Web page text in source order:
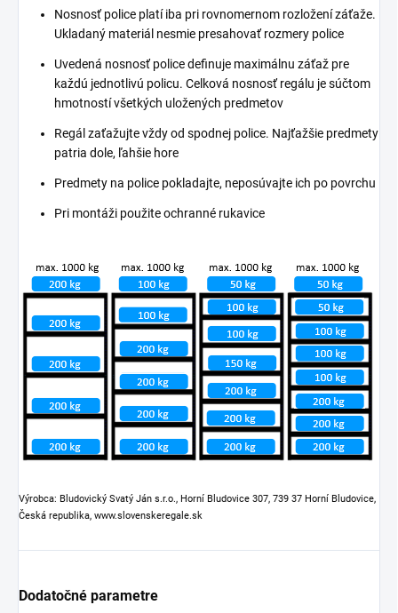
Nosnosť police platí iba pri rovnomernom rozložení záťaže.
Ukladaný materiál nesmie presahovať rozmery police
Uvedená nosnosť police definuje maximálnu záťaž pre
každú jednotlivú policu. Celková nosnosť regálu je súčtom
hmotností všetkých uložených predmetov
Regál zaťažujte vždy od spodnej police. Najťažšie predmety
patria dole, ľahšie hore
Predmety na police pokladajte, neposúvajte ich po povrchu
Pri montáži použite ochranné rukavice
Výrobca: Bludovický Svatý Ján s.r.o., Horní Bludovice 307, 739 37 Horní Bludovice,
Česká republika, www.slovenskeregale.sk
Dodatočné parametre